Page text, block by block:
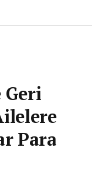
Geri
Para